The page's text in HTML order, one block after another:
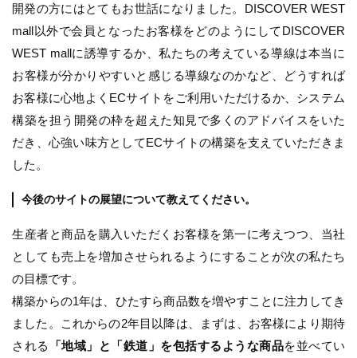
開発の方にはとてもお世話になりました。DISCOVER WEST
mall以外で会員となったお客様をどのようにしてDISCOVER
WEST mallに誘導するか、私たちの考えている導線は本当に
お客様が分かりやすいと感じる導線なのかなど、どうすれば
お客様に心地よくECサイトをご利用いただけるか、システム
構築を担う開発の枠を超えた知見で多くのアドバイスをいた
だき、心強い味方としてECサイトの構築を支えていただきま
した。
今後のサイトの展望について教えてください。
生産者と商品を購入いただくお客様を第一に考えつつ、当社
としても売上を増加させられるようにすることが次の私たち
の目標です。
構築からの1年は、ひたすら商品数を増やすことに注力してき
ました。これからの2年目以降は、まずは、お客様により期待
される
「地域」と「鉄道」を包括するような商品を並べてい